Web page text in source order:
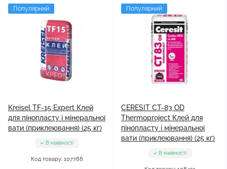
Популярний
Kreisel TF-15 Expert Клей
для пінопласту і мінеральної
вати (приклеювання) (25 кг)
В наявності
Код товару: 107788
Популярний
CERESIT CT-83 OD
Thermoproject Клей для
пінопласту і мінеральної
вати (приклеювання) (25 кг)
В наявності